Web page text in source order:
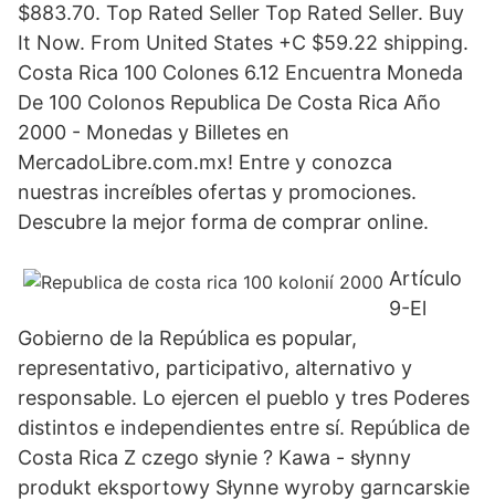
$883.70. Top Rated Seller Top Rated Seller. Buy
It Now. From United States +C $59.22 shipping.
Costa Rica 100 Colones 6.12 Encuentra Moneda
De 100 Colonos Republica De Costa Rica Año
2000 - Monedas y Billetes en
MercadoLibre.com.mx! Entre y conozca
nuestras increíbles ofertas y promociones.
Descubre la mejor forma de comprar online.
Artículo
9-El
Gobierno de la República es popular,
representativo, participativo, alternativo y
responsable. Lo ejercen el pueblo y tres Poderes
distintos e independientes entre sí. República de
Costa Rica Z czego słynie ? Kawa - słynny
produkt eksportowy Słynne wyroby garncarskie